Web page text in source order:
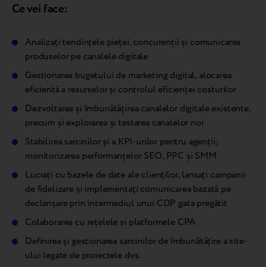
Ce vei face:
Analizați tendințele pieței, concurenții și comunicarea
produselor pe canalele digitale
Gestionarea bugetului de marketing digital, alocarea
eficientă a resurselor și controlul eficienței costurilor
Dezvoltarea și îmbunătățirea canalelor digitale existente,
precum și explorarea și testarea canalelor noi
Stabilirea sarcinilor și a KPI-urilor pentru agenții;
monitorizarea performanțelor SEO, PPC și SMM
Lucrați cu bazele de date ale clienților, lansați campanii
de fidelizare și implementați comunicarea bazată pe
declanșare prin intermediul unui CDP gata pregătit
Colaborarea cu rețelele și platformele CPA
Definirea și gestionarea sarcinilor de îmbunătățire a site-
ului legate de proiectele dvs.